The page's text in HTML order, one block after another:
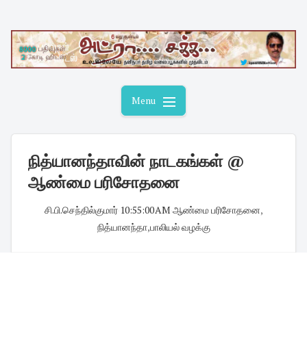
content
Menu
நித்யானந்தாவின் நாடகங்கள் @
ஆண்மை பரிசோதனை
சி.பி.செந்தில்குமார்· 10:55:00 AM ஆண்மை பரிசோதனை,
நித்யானந்தா,பாலியல் வழக்கு